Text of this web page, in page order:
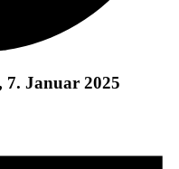
7. Januar 2025